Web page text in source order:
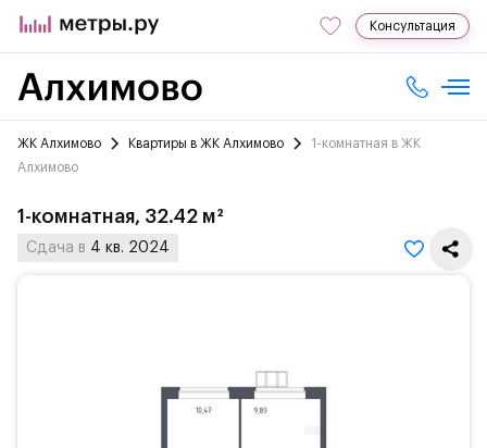
Консультация
ЖК Алхимово Квартиры в ЖК Алхимово
1-комнатная в ЖК
Алхимово
1-комнатная, 32.42 м²
Сдача в 4 кв. 2024